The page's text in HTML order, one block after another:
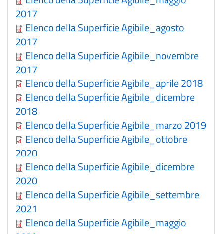
2017
Elenco della Superficie Agibile_agosto
2017
Elenco della Superficie Agibile_novembre
2017
Elenco della Superficie Agibile_aprile 2018
Elenco della Superficie Agibile_dicembre
2018
Elenco della Superficie Agibile_marzo 2019
Elenco della Superficie Agibile_ottobre
2020
Elenco della Superficie Agibile_dicembre
2020
Elenco della Superficie Agibile_settembre
2021
Elenco della Superficie Agibile_maggio